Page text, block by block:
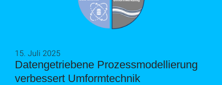
Datengetriebene Prozessmodellierung
verbessert Umformtechnik
15. Juli 2025